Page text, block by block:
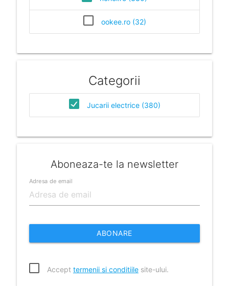
ookee.ro (32)
Categorii
Jucarii electrice (380)
Aboneaza-te la newsletter
Adresa de email
ABONARE
Accept termenii si conditiilesite-ului.